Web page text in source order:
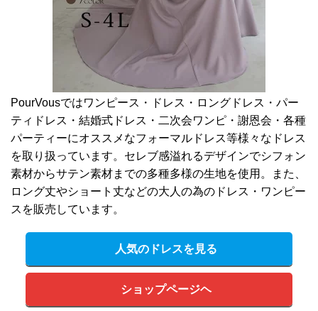
PourVousではワンピース・ドレス・ロングドレス・パー
ティドレス・結婚式ドレス・二次会ワンピ・謝恩会・各種
パーティーにオススメなフォーマルドレス等様々なドレス
を取り扱っています。セレブ感溢れるデザインでシフォン
素材からサテン素材までの多種多様の生地を使用。また、
ロング丈やショート丈などの大人の為のドレス・ワンピー
スを販売しています。
人気のドレスを見る
ショップページヘ